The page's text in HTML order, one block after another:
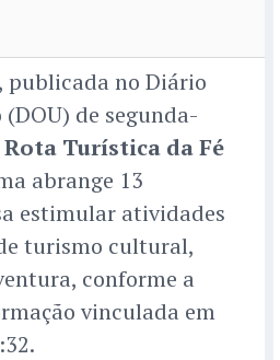
, publicada no Diário
de segunda-
Rota Turística da Fé
abrange 13
estimular atividades
turismo cultural,
conforme a
vinculada em